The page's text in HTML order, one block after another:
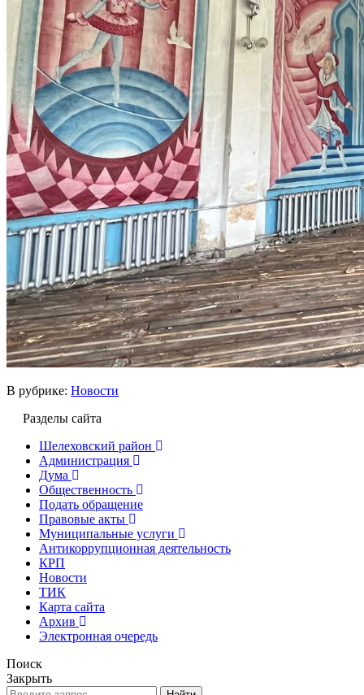
В рубрике: Новости
Разделы сайта
Шелеховский район
Администрация
Дума
Общественность
Подать обращение
Правовые акты
Муниципальные услуги
Антикоррупционная деятельность
КРП
Новости
ТИК
Карта сайта
Архив
Электронная очередь
Поиск
Закрыть